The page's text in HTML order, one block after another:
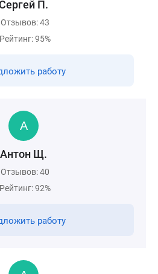
П.
Отзывов: 43
Рейтинг: 95%
работу
Антон Щ.
Отзывов: 40
Рейтинг: 92%
работу